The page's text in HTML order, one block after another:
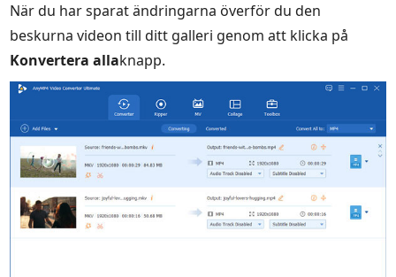
När du har sparat ändringarna överför du den
beskurna videon till ditt galleri genom att klicka på
Konvertera allaknapp.